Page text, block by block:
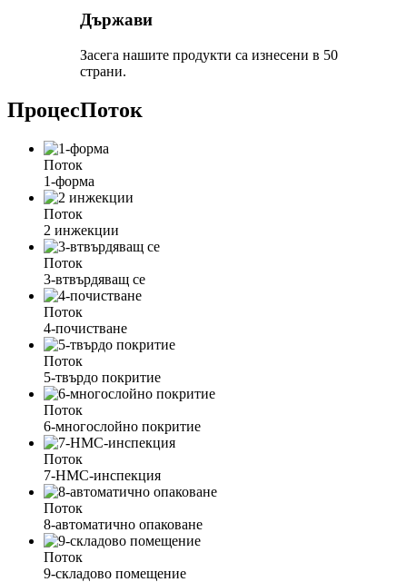
Държави
Засега нашите продукти са изнесени в 50
страни.
ПроцесПоток
Поток
1-форма
Поток
2 инжекции
Поток
3-втвърдяващ се
Поток
4-почистване
Поток
5-твърдо покритие
Поток
6-многослойно покритие
Поток
7-HMC-инспекция
Поток
8-автоматично опаковане
Поток
9-складово помещение